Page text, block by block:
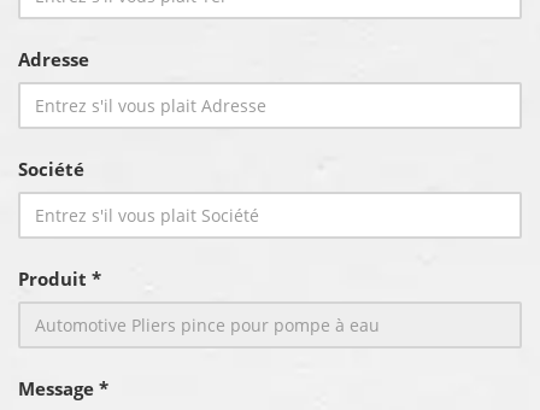
Adresse
Société
Produit *
Message *